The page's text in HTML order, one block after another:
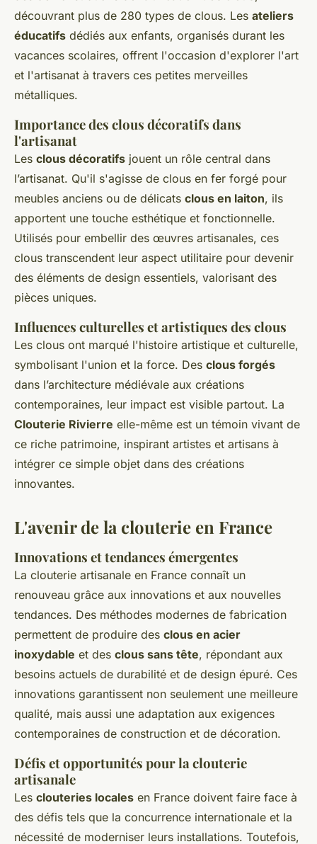
découvrant plus de 280 types de clous. Les ateliers
éducatifs dédiés aux enfants, organisés durant les
vacances scolaires, offrent l'occasion d'explorer l'art
et l'artisanat à travers ces petites merveilles
métalliques.
Importance des clous décoratifs dans
l'artisanat
Les clous décoratifs jouent un rôle central dans
l’artisanat. Qu'il s'agisse de clous en fer forgé pour
meubles anciens ou de délicats clous en laiton, ils
apportent une touche esthétique et fonctionnelle.
Utilisés pour embellir des œuvres artisanales, ces
clous transcendent leur aspect utilitaire pour devenir
des éléments de design essentiels, valorisant des
pièces uniques.
Influences culturelles et artistiques des clous
Les clous ont marqué l'histoire artistique et culturelle,
symbolisant l'union et la force. Des clous forgés
dans l’architecture médiévale aux créations
contemporaines, leur impact est visible partout. La
Clouterie Rivierre elle-même est un témoin vivant de
ce riche patrimoine, inspirant artistes et artisans à
intégrer ce simple objet dans des créations
innovantes.
L'avenir de la clouterie en France
Innovations et tendances émergentes
La clouterie artisanale en France connaît un
renouveau grâce aux innovations et aux nouvelles
tendances. Des méthodes modernes de fabrication
permettent de produire des clous en acier
inoxydable et des clous sans tête, répondant aux
besoins actuels de durabilité et de design épuré. Ces
innovations garantissent non seulement une meilleure
qualité, mais aussi une adaptation aux exigences
contemporaines de construction et de décoration.
Défis et opportunités pour la clouterie
artisanale
Les clouteries locales en France doivent faire face à
des défis tels que la concurrence internationale et la
nécessité de moderniser leurs installations. Toutefois,